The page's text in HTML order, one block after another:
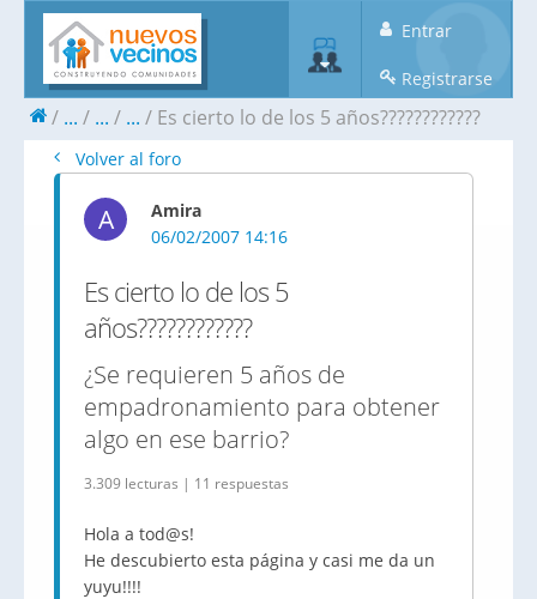
Entrar
Registrarse
... ... ... Es cierto lo de los 5 años????????????
Volver al foro
A
Amira
06/02/2007 14:16
Es cierto lo de los 5
años????????????
¿Se requieren 5 años de
empadronamiento para obtener
algo en ese barrio?
3.309 lecturas | 11 respuestas
Hola a tod@s!
He descubierto esta página y casi me da un
yuyu!!!!